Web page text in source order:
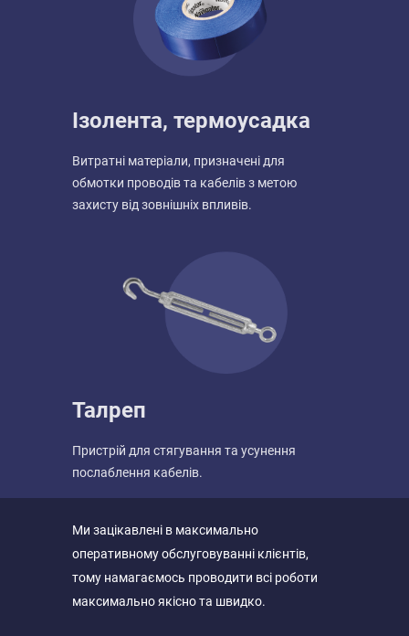
Ізолента, термоусадка
Витратні матеріали, призначені для
обмотки проводів та кабелів з метою
захисту від зовнішніх впливів.
Талреп
Пристрій для стягування та усунення
послаблення кабелів.
Ми зацікавлені в максимально
оперативному обслуговуванні клієнтів,
тому намагаємось проводити всі роботи
максимально якісно та швидко.